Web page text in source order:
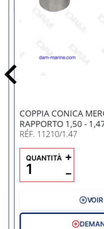
COPPIA CONICA
RAPPORTO 1,50 -
RÉF. 11210/1.47
QUANTITÀ
−
+